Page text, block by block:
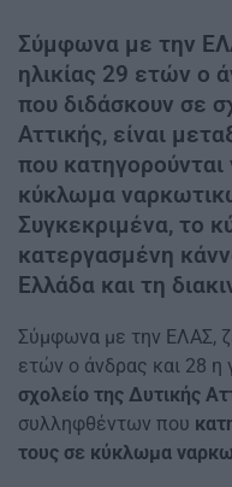
Σύμφωνα με την
ηλικίας 29 ετών ο
που διδάσκουν σε
Αττικής, είναι
που
κύκλωμα
Συγκεκριμένα, το
κατεργασμένη
Ελλάδα και τη
Σύμφωνα με την ΕΛΑΣ,
ετών ο άνδρας και 28 η
σχολείο της Δυτικής
συλληφθέντων που
τους σε κύκλωμα